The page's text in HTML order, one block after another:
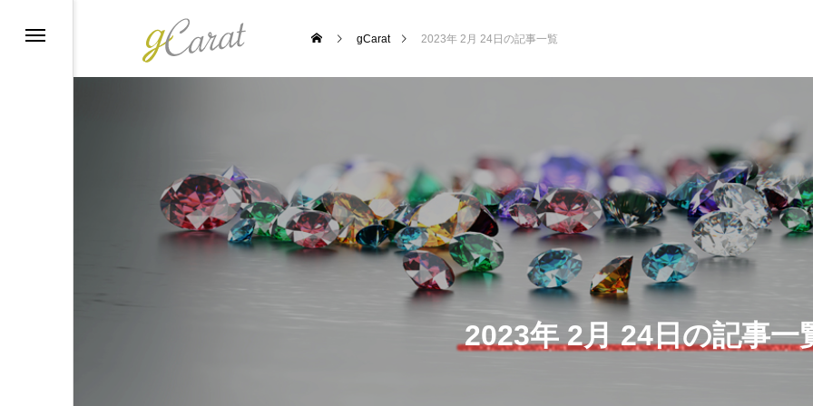
gCarat 2023年 2月 24日の記事一覧
2023年 2月 24日の記事一